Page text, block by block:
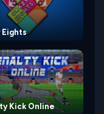
Eights
Kick Online